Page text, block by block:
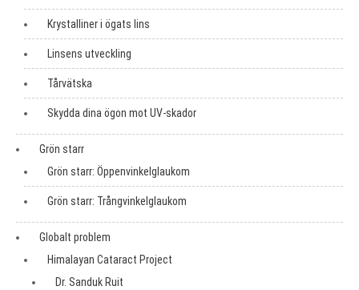
Krystalliner i ögats lins
Linsens utveckling
Tårvätska
Skydda dina ögon mot UV-skador
Grön starr
Grön starr: Öppenvinkelglaukom
Grön starr: Trångvinkelglaukom
Globalt problem
Himalayan Cataract Project
Dr. Sanduk Ruit